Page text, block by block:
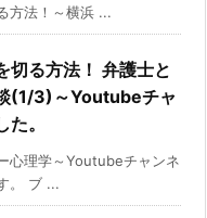
方法！～横浜 ...
切る方法！ 弁護士と
(1/3)～Youtubeチャ
。
心理学～Youtubeチャンネ
。 ブ ...